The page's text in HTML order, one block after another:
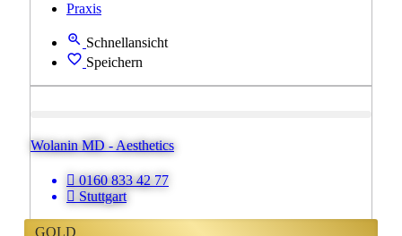
Praxis
Schnellansicht
Speichern
Wolanin MD - Aesthetics
0160 833 42 77
Stuttgart
GOLD